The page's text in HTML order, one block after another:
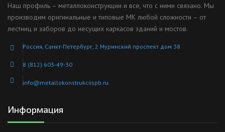
Наш профиль – металлоконструкции и все, что с ними связано. Мы
производим оригинальные и типовые МК любой сложности – от
лестниц и заборов до несущих каркасов зданий и мостов.
Россия, Санкт-Петербург, 2 Муринский проспект дом 38
8 (812) 603-49-30
info@metallokonstrukciispb.ru
Информация